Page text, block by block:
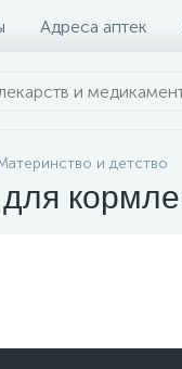
Адреса аптек
и детство